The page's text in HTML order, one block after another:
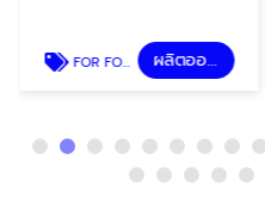
FOR FOOD AND CHEMICAL ผลิตออกแบบถังอุตสาหกรรม